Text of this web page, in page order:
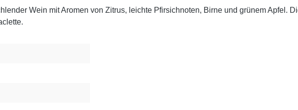
Wein mit Aromen von Zitrus, leichte Pfirsichnoten, Birne und grünem Apfel.